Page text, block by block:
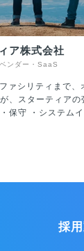
こそ、全員が「会
ト開発だけでは
す。
、CX変革に向け
「PLAID Ecosystem」 膨
アルタイムに解
業を加速するため
ア株式会社
ンダー・SaaS
ァシリティまで
ーティアの強みです！
保守 ・システム
採